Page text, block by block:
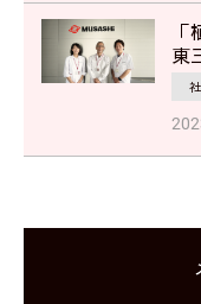
東
美